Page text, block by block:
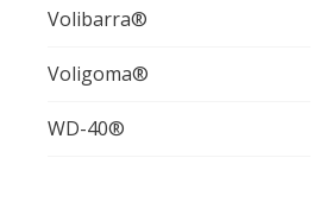
Volibarra®
Voligoma®
WD-40®